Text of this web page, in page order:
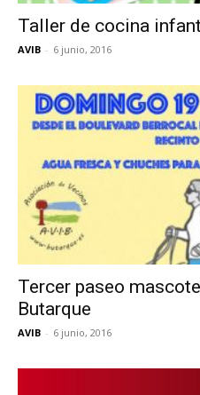
Taller de cocina
AVIB - 6 junio, 2016
Tercer paseo
Butarque
AVIB - 6 junio, 2016